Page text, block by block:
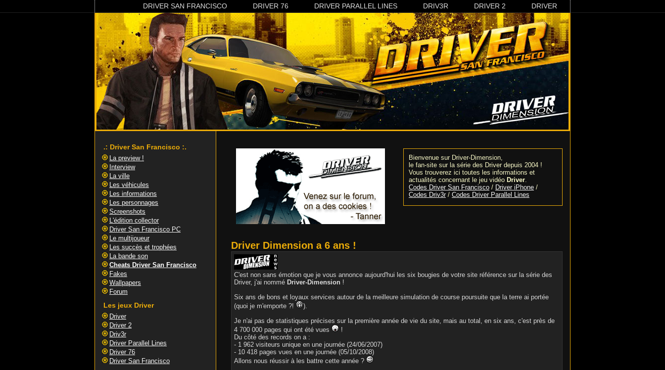
DRIVER
DRIVER 2
DRIV3R
DRIVER PARALLEL LINES
DRIVER 76
DRIVER SAN FRANCISCO
Bienvenue sur Driver-Dimension,
le fan-site sur la série des Driver depuis 2004 !
Vous trouverez ici toutes les informations et
actualités concernant le jeu vidéo Driver.
Codes Driver San Francisco / Driver iPhone /
Codes Driv3r/ Codes Driver Parallel Lines
Driver Dimension a 6 ans !
C'est non sans émotion que je vous annonce aujourd'hui les six bougies de votre site référence sur la série des
Driver, j'ai nommé Driver-Dimension !
Six ans de bons et loyaux services autour de la meilleure simulation de course poursuite que la terre ai portée
(quoi je m'emporte ?!
).
Je n'ai pas de statistiques précises sur la première année de vie du site, mais au total, en six ans, c'est près de
4 700 000 pages qui ont été vues
!
Du côté des records on a :
- 1 962 visiteurs unique en une journée (24/06/2007)
- 10 418 pages vues en une journée (05/10/2008)
Allons nous réussir à les battre cette année ?
.: Driver San Francisco :.
La preview !
Interview
La ville
Les véhicules
Les informations
Les personnages
Screenshots
L'édition collector
Driver San Francisco PC
Le multijoueur
Les succès et trophées
La bande son
Cheats Driver San Francisco
Fakes
Wallpapers
Forum
Les jeux Driver
Driver
Driver 2
Driv3r
Driver Parallel Lines
Driver 76
Driver San Francisco